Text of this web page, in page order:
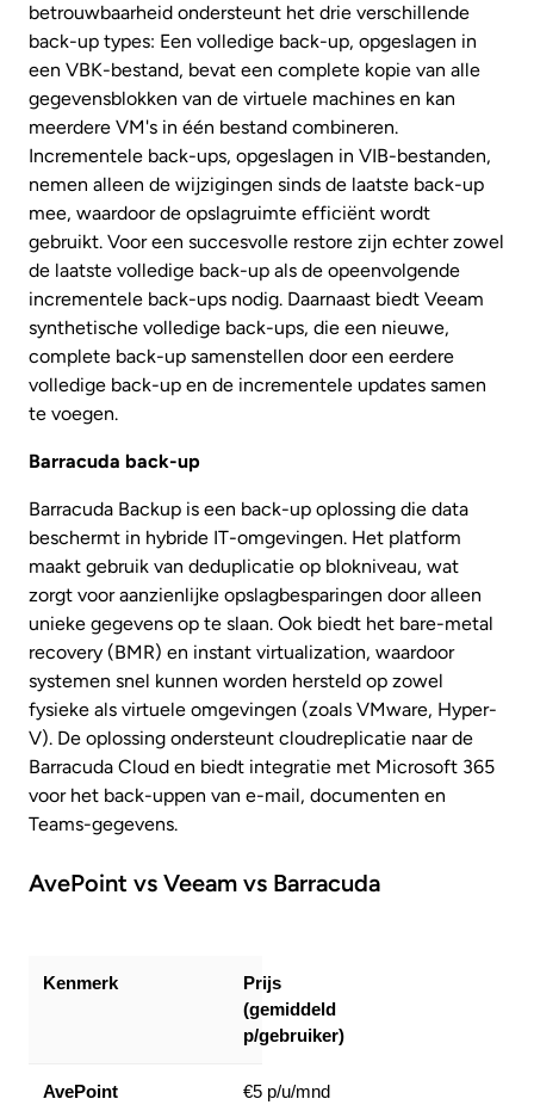
betrouwbaarheid ondersteunt het drie verschillende
back-up types: Een volledige back-up, opgeslagen in
een VBK-bestand, bevat een complete kopie van alle
gegevensblokken van de virtuele machines en kan
meerdere VM's in één bestand combineren.
Incrementele back-ups, opgeslagen in VIB-bestanden,
nemen alleen de wijzigingen sinds de laatste back-up
mee, waardoor de opslagruimte efficiënt wordt
gebruikt. Voor een succesvolle restore zijn echter zowel
de laatste volledige back-up als de opeenvolgende
incrementele back-ups nodig. Daarnaast biedt Veeam
synthetische volledige back-ups, die een nieuwe,
complete back-up samenstellen door een eerdere
volledige back-up en de incrementele updates samen
te voegen.
Barracuda back-up
Barracuda Backup is een back-up oplossing die data
beschermt in hybride IT-omgevingen. Het platform
maakt gebruik van deduplicatie op blokniveau, wat
zorgt voor aanzienlijke opslagbesparingen door alleen
unieke gegevens op te slaan. Ook biedt het bare-metal
recovery (BMR) en instant virtualization, waardoor
systemen snel kunnen worden hersteld op zowel
fysieke als virtuele omgevingen (zoals VMware, Hyper-
V). De oplossing ondersteunt cloudreplicatie naar de
Barracuda Cloud en biedt integratie met Microsoft 365
voor het back-uppen van e-mail, documenten en
Teams-gegevens.
AvePoint vs Veeam vs Barracuda
Prijs
(gemiddeld
p/gebruiker)
€5 p/u/mnd